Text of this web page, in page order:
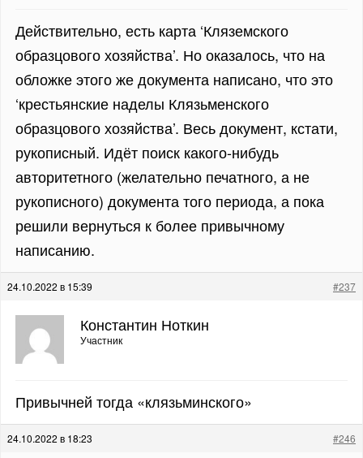
Действительно, есть карта ‘Кляземского
образцового хозяйства’. Но оказалось, что на
обложке этого же документа написано, что это
‘крестьянские наделы Клязьменского
образцового хозяйства’. Весь документ, кстати,
рукописный. Идёт поиск какого-нибудь
авторитетного (желательно печатного, а не
рукописного) документа того периода, а пока
решили вернуться к более привычному
написанию.
24.10.2022 в 15:39 #237
Константин Ноткин
Участник
Привычней тогда «клязьминского»
24.10.2022 в 18:23 #246